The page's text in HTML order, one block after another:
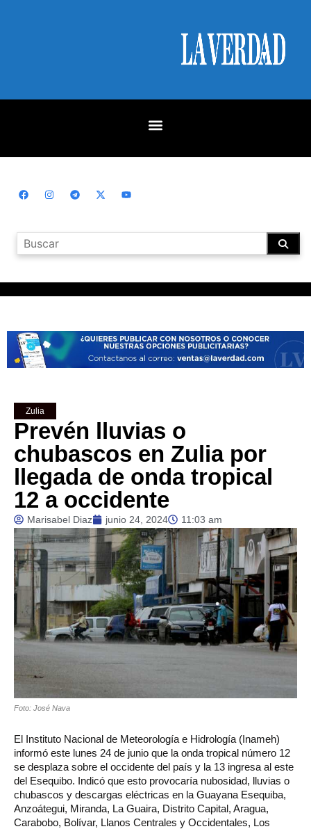
Zulia
Prevén lluvias o
chubascos en Zulia por
llegada de onda tropical
12 a occidente
Marisabel Diaz junio 24, 2024 11:03 am
Foto: José Nava
El Instituto Nacional de Meteorología e Hidrología (Inameh)
informó este lunes 24 de junio que la onda tropical número 12
se desplaza sobre el occidente del país y la 13 ingresa al este
del Esequibo. Indicó que esto provocaría nubosidad, lluvias o
chubascos y descargas eléctricas en la Guayana Esequiba,
Anzoátegui, Miranda, La Guaira, Distrito Capital, Aragua,
Carabobo, Bolívar, Llanos Centrales y Occidentales, Los